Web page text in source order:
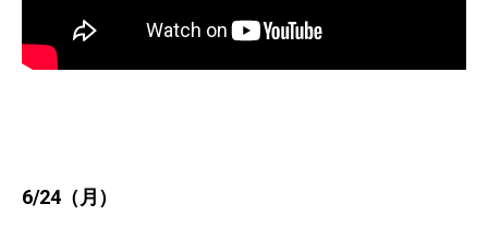
6/24（月）